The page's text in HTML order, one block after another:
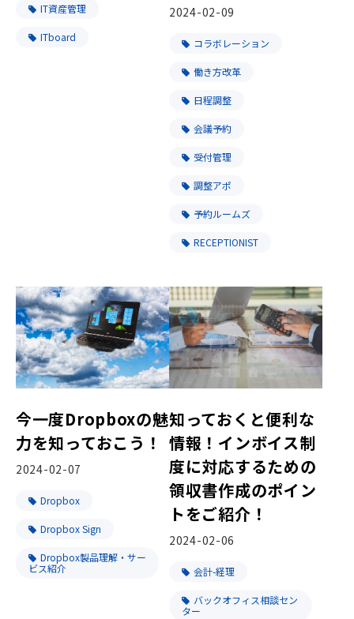
IT資産管理
ITboard
2024-02-09
コラボレーション
働き方改革
日程調整
会議予約
受付管理
調整アポ
予約ルームズ
RECEPTIONIST
今一度Dropboxの魅
力を知っておこう！
2024-02-07
Dropbox
Dropbox Sign
Dropbox製品理解・サー
ビス紹介
知っておくと便利な
情報！インボイス制
度に対応するための
領収書作成のポイン
トをご紹介！
2024-02-06
会計-経理
バックオフィス相談セン
ター